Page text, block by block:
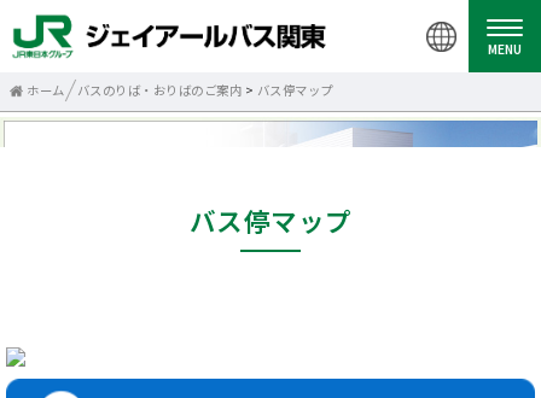
MENU
ホーム バスのりば・おりばのご案内 > バス停マップ
バス停マップ